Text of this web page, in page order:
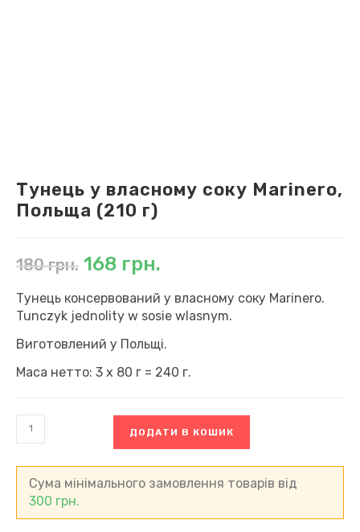
Тунець у власному соку Marinero,
Польща (210 г)
180грн. Оригінальна
ціна:
168 грн.
Тунець консервований у власному соку Marinero.
Tunczyk jednolity w sosie wlasnym.
Виготовлений у Польщі.
Маса нетто: 3 х 80 г = 240 г.
соку
Marinero,
Польща
ДОДАТИ В КОШИК
Сума мінімального замовлення товарів від
300 грн.